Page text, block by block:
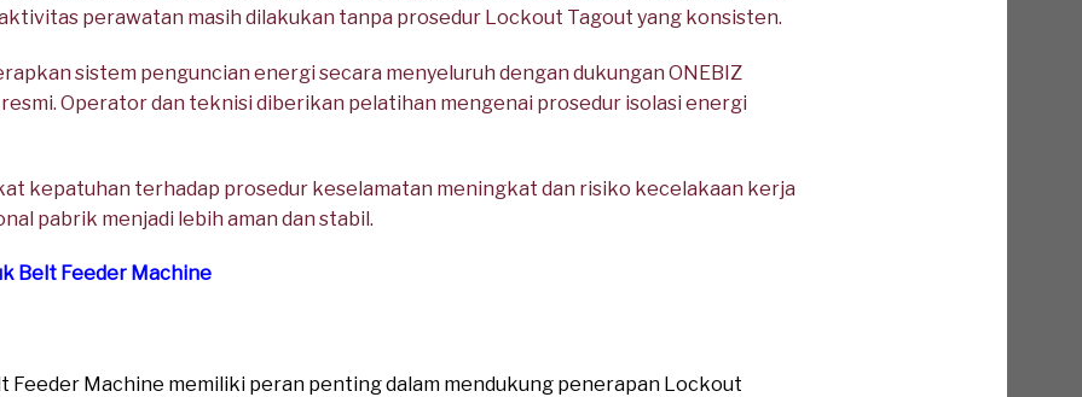
perawatan masih dilakukan tanpa prosedur Lockout Tagout yang konsisten.
sistem penguncian energi secara menyeluruh dengan dukungan ONEBIZ
Operator dan teknisi diberikan pelatihan mengenai prosedur isolasi energi
kepatuhan terhadap prosedur keselamatan meningkat dan risiko kecelakaan kerja
pabrik menjadi lebih aman dan stabil.
Belt Feeder Machine
Feeder Machine memiliki peran penting dalam mendukung penerapan Lockout